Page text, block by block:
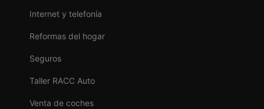
Internet y telefonía
Reformas del hogar
Seguros
Taller RACC Auto
Venta de coches